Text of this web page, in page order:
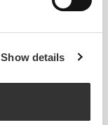
Show details